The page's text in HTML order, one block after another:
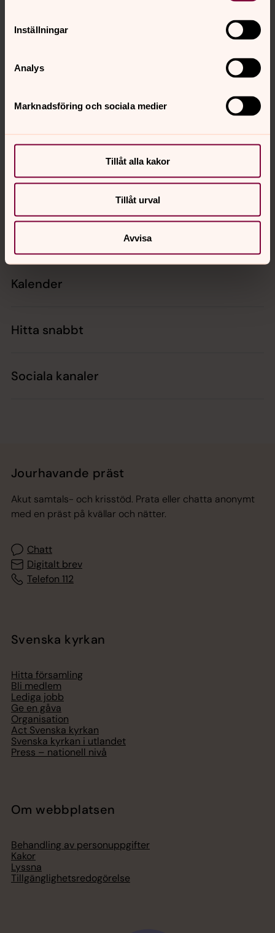
Inställningar
Analys
Marknadsföring och sociala medier
Tillåt alla kakor
Tillåt urval
Avvisa
innehåll?
Tillbaka till toppen
Tillbaka till innehållet
Kalender
Hitta snabbt
Sociala kanaler
Jourhavande präst
Akut samtals- och krisstöd. Prata eller chatta anonymt
med en präst på kvällar och nätter.
Chatt
Digitalt brev
Telefon 112
Svenska kyrkan
Hitta församling
Bli medlem
Lediga jobb
Ge en gåva
Organisation
Act Svenska kyrkan
Svenska kyrkan i utlandet
Press – nationell nivå
Om webbplatsen
Behandling av personuppgifter
Kakor
Lyssna
Tillgänglighetsredogörelse